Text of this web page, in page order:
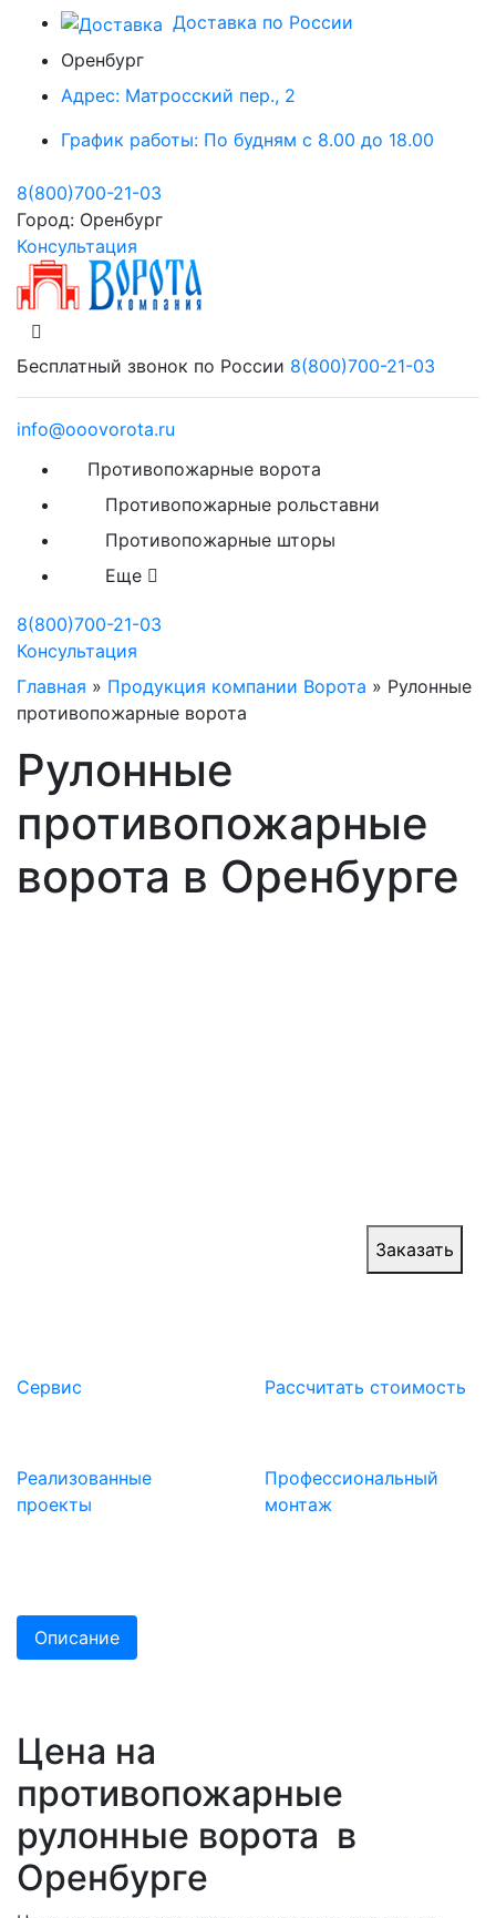
Доставка по России
Оренбург
Адрес: Матросский пер., 2
График работы: По будням с 8.00 до 18.00
8(800)700-21-03
Город: Оренбург
Консультация
Бесплатный звонок по России 8(800)700-21-03
info@ooovorota.ru
Противопожарные ворота
Противопожарные рольставни
Противопожарные шторы
Еще
8(800)700-21-03
Консультация
Главная » Продукция компании Ворота » Рулонные
противопожарные ворота
Рулонные
противопожарные
ворота в Оренбурге
Заказать
Сервис Расcчитать стоимость
Реализованные
проекты
Профессиональный
монтаж
Описание
Цена на
противопожарные
рулонные ворота в
Оренбурге